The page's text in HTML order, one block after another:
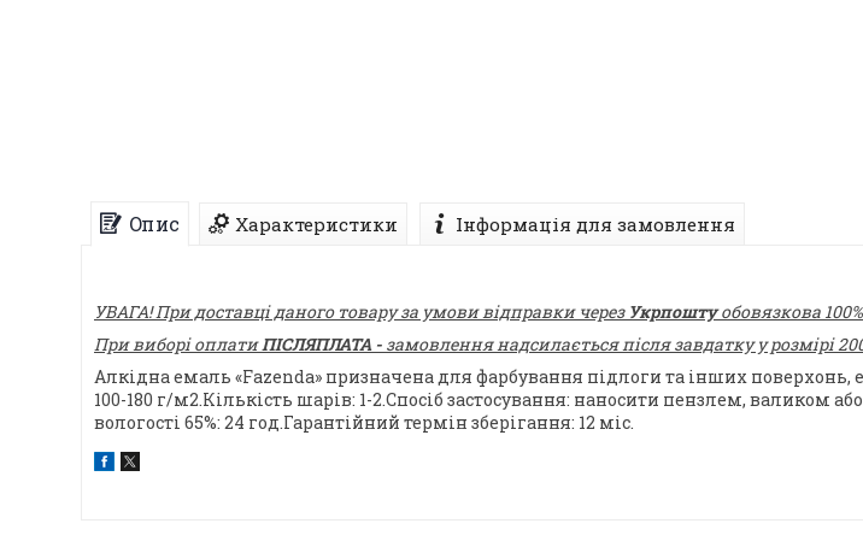
Опис Характеристики Інформація для замовлення
УВАГА! При доставці даного товару за умови відправки через Укрпоштуобовязкова
При виборі оплатиПІСЛЯПЛАТА - замовлення надсилається після завдатку у розмірі
Алкідна емаль «Fazenda» призначена для фарбування підлоги та інших
100-180 г/м2.Кількість шарів: 1-2.Спосіб застосування: наносити пензлем, валиком
вологості 65%: 24 год.Гарантійний термін зберігання: 12 міс.